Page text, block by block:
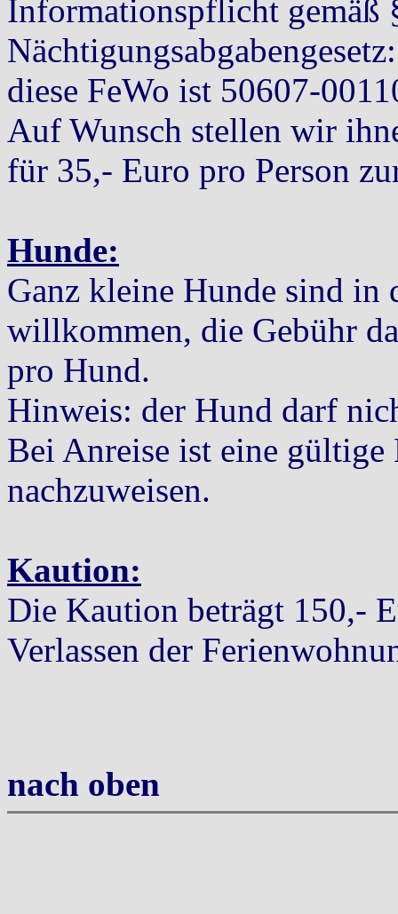
Informationspflicht gemäß
diese FeWo ist 50607-
Auf Wunsch stellen wir
für 35,- Euro pro Person
Hunde:
Ganz kleine Hunde sind in
willkommen, die Gebühr
pro Hund.
Hinweis: der Hund darf
Bei Anreise ist eine
nachzuweisen.
Kaution:
Die Kaution beträgt 150,-
Verlassen der
nach oben